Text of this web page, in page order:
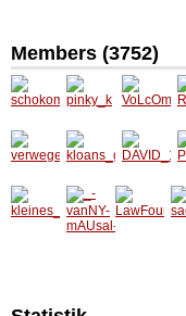
Members (3752)
schoko
mausy
pinky_k
VoLcO
m01
verweg
eneren
gel
kloans_
gfrast
DAVID_
1992